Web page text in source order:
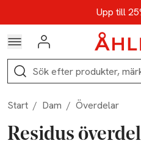
Hoppa till navigationsmenyn
Upp till
Kod: AUG25
Logga in
Sök
Start / Dam / Överdelar
Residus